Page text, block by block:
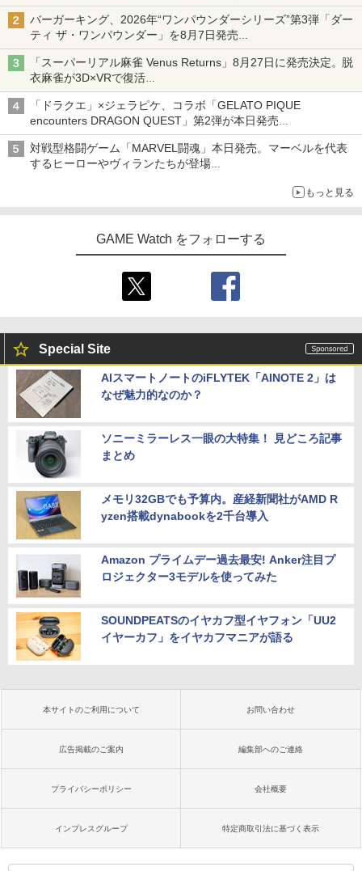
バーガーキング、2026年“ワンパウンダーシリーズ”第3弾「ダー
ティ ザ・ワンパウンダー」を8月7日発売
「特製ガーリックマヨソース」を使用した超大型チーズバーガー
「スーパーリアル麻雀 Venus Returns」8月27日に発売決定。脱
衣麻雀が3D×VRで復活
発売から2週間は20%オフになるセールが実施
「ドラクエ」×ジェラピケ、コラボ「GELATO PIQUE
encounters DRAGON QUEST」第2弾が本日発売
アイスカップに入ったスライムやわたぼう、ベビーサタンなどが
オリジナルアートで登場
対戦型格闘ゲーム「MARVEL闘魂」本日発売。マーベルを代表
するヒーローやヴィランたちが登場
もっと見る
GAME Watch をフォローする
Special Site
AIスマートノートのiFLYTEK「AINOTE 2」は
なぜ魅力的なのか？
ソニーミラーレス一眼の大特集！ 見どころ記事
まとめ
メモリ32GBでも予算内。産経新聞社がAMD R
yzen搭載dynabookを2千台導入
Amazon プライムデー過去最安! Anker注目プ
ロジェクター3モデルを使ってみた
SOUNDPEATSのイヤカフ型イヤフォン「UU2
イヤーカフ」をイヤカフマニアが語る
本サイトのご利用について お問い合わせ
広告掲載のご案内 編集部へのご連絡
プライバシーポリシー 会社概要
インプレスグループ 特定商取引法に基づく表示